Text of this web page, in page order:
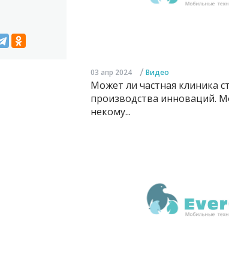
03 апр 2024 / Видео
Может ли частная клиника
производства инноваций.
некому...